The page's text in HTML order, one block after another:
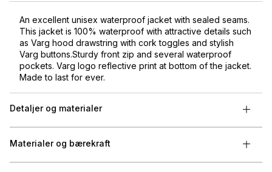
An excellent unisex waterproof jacket with sealed seams.
This jacket is 100% waterproof with attractive details such
as Varg hood drawstring with cork toggles and stylish
Varg buttons.Sturdy front zip and several waterproof
pockets. Varg logo reflective print at bottom of the jacket.
Made to last for ever.
Detaljer og materialer
Materialer og bærekraft